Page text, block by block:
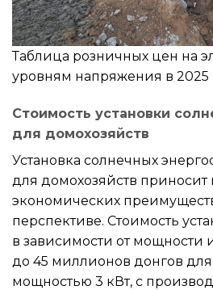
Таблица розничных цен на
уровням напряжения в 2025
Стоимость установки
для домохозяйств
Установка солнечных
для домохозяйств приносит
экономических
перспективе. Стоимость
в зависимости от мощности
до 45 миллионов донгов
мощностью 3 кВт, с